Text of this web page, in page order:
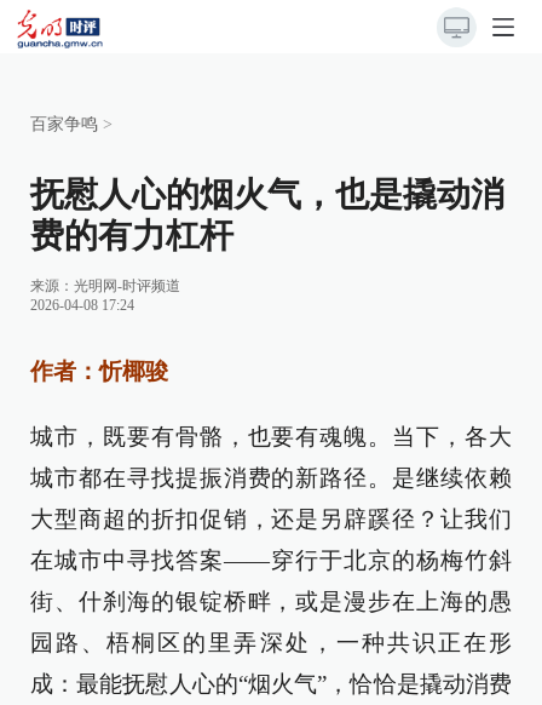
百家争鸣 >
抚慰人心的烟火气，也是撬动消
费的有力杠杆
来源： 光明网-时评频道
2026-04-08 17:24
作者：忻椰骏
城市，既要有骨骼，也要有魂魄。当下，各大
城市都在寻找提振消费的新路径。是继续依赖
大型商超的折扣促销，还是另辟蹊径？让我们
在城市中寻找答案——穿行于北京的杨梅竹斜
街、什刹海的银锭桥畔，或是漫步在上海的愚
园路、梧桐区的里弄深处，一种共识正在形
成：最能抚慰人心的“烟火气”，恰恰是撬动消费